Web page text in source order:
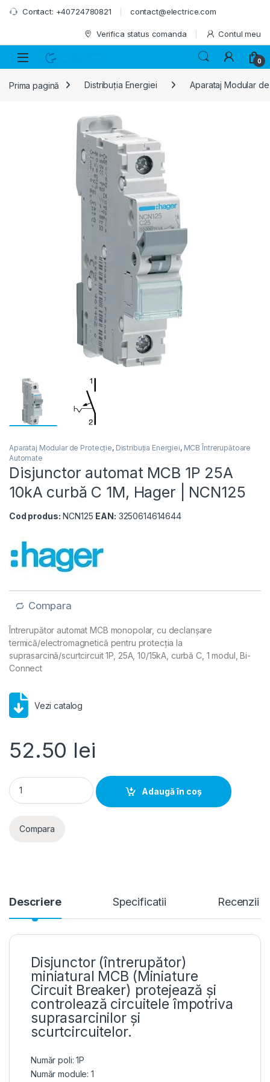
Skip to navigation
Skip to content
Contact: +40724780821 contact@electrice.com
Verifica status comanda Contul meu
0
Prima pagină Distribuția Energiei Aparataj Modular
Aparataj Modular de Protecție, Distribuția Energiei, MCB Întrerupătoare
Automate
Disjunctor automat MCB 1P 25A
10kA curbă C 1M, Hager | NCN125
Cod produs: NCN125 EAN: 3250614614644
Compara
Întrerupător automat MCB monopolar, cu declanșare
termică/electromagnetică pentru protecția la
suprasarcină/scurtcircuit 1P, 25A, 10/15kA, curbă C, 1 modul, Bi-
Connect
Vezi catalog
52.50 lei
Disjunctor automat MCB 1P 25A 10kA curbă C 1M, Hager |
Adaugă în coș
Compara
Descriere Specificatii Recenzii
Disjunctor (întrerupător)
miniatural MCB (Miniature
Circuit Breaker) protejează și
controlează circuitele împotriva
suprasarcinilor și
scurtcircuitelor.
Număr poli: 1P
Număr module: 1